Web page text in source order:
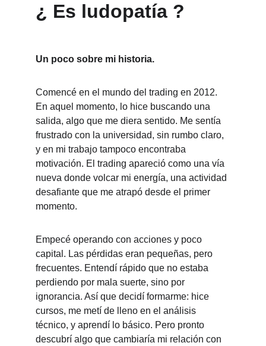
¿ Es ludopatía ?
Un poco sobre mi historia.
Comencé en el mundo del trading en 2012.
En aquel momento, lo hice buscando una
salida, algo que me diera sentido. Me sentía
frustrado con la universidad, sin rumbo claro,
y en mi trabajo tampoco encontraba
motivación. El trading apareció como una vía
nueva donde volcar mi energía, una actividad
desafiante que me atrapó desde el primer
momento.
Empecé operando con acciones y poco
capital. Las pérdidas eran pequeñas, pero
frecuentes. Entendí rápido que no estaba
perdiendo por mala suerte, sino por
ignorancia. Así que decidí formarme: hice
cursos, me metí de lleno en el análisis
técnico, y aprendí lo básico. Pero pronto
descubrí algo que cambiaría mi relación con